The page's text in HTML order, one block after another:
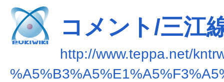
コメント/三江
http://www.teppa.net/